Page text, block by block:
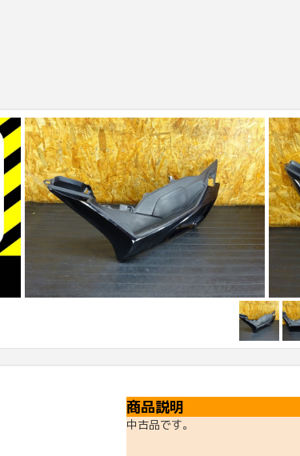
商品説明
中古品です。